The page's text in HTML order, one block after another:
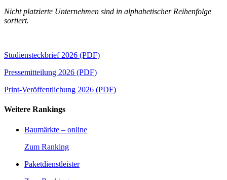
Nicht platzierte Unternehmen sind in alphabetischer Reihenfolge
sortiert.
Studiensteckbrief 2026 (PDF)
Pressemitteilung 2026 (PDF)
Print-Veröffentlichung 2026 (PDF)
Weitere Rankings
Baumärkte – online
Zum Ranking
Paketdienstleister